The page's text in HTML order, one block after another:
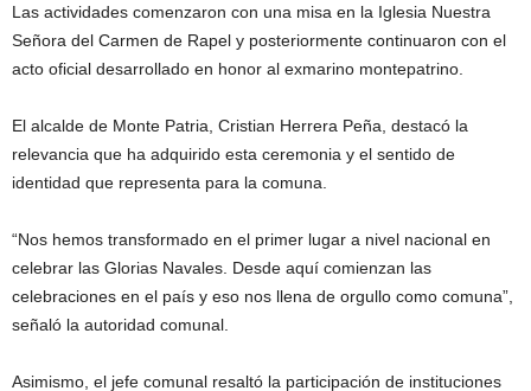
Las actividades comenzaron con una misa en la Iglesia Nuestra
Señora del Carmen de Rapel y posteriormente continuaron con el
acto oficial desarrollado en honor al exmarino montepatrino.
El alcalde de Monte Patria, Cristian Herrera Peña, destacó la
relevancia que ha adquirido esta ceremonia y el sentido de
identidad que representa para la comuna.
“Nos hemos transformado en el primer lugar a nivel nacional en
celebrar las Glorias Navales. Desde aquí comienzan las
celebraciones en el país y eso nos llena de orgullo como comuna”,
señaló la autoridad comunal.
Asimismo, el jefe comunal resaltó la participación de instituciones